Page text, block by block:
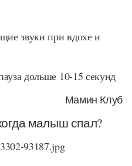
звуки при вдохе и
дольше 10-15 секунд
Мамин Клуб
малыш спал?